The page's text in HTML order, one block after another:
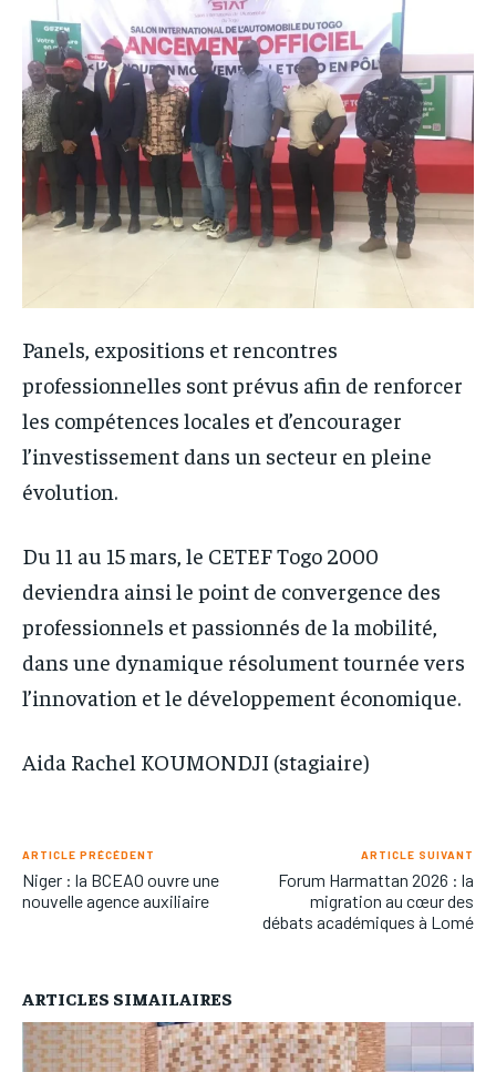
Panels, expositions et rencontres
professionnelles sont prévus afin de renforcer
les compétences locales et d’encourager
l’investissement dans un secteur en pleine
évolution.
Du 11 au 15 mars, le CETEF Togo 2000
deviendra ainsi le point de convergence des
professionnels et passionnés de la mobilité,
dans une dynamique résolument tournée vers
l’innovation et le développement économique.
Aida Rachel KOUMONDJI (stagiaire)
ARTICLE PRÉCÉDENT
Niger : la BCEAO ouvre une
nouvelle agence auxiliaire
ARTICLE SUIVANT
Forum Harmattan 2026 : la
migration au cœur des
débats académiques à Lomé
ARTICLES SIMAILAIRES